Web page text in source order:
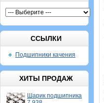
ССЫЛКИ
Подшипники качения
ХИТЫ ПРОДАЖ
Шарик подшипника